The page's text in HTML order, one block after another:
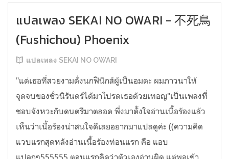
แปลเพลง SEKAI NO OWARI - 不死鳥
(Fushichou) Phoenix
แปลเพลง SEKAI NO OWARI
"แด่เธอที่สวยงามดั่งนกฟินิกส์ผู้เป็นอมตะ ผมภาวนาให้
จุดจบของชั่วนิรันดร์ได้มาโปรดเธอด้วยเทอญ"เป็นเพลงที่
ชอบจังหวะกับดนตรีมาตลอด พึ่งมาตั้งใจอ่านเนื้อร้องแล้ว
เห็นว่าเนื้อร้องน่าสนใจดีเลยอยากมาแปลดูค่ะ ((ความคิด
แวบแรกสุดหลังอ่านเนื้อร้องท่อนแรก คือ แอบ
แปลกๆ555555 ตอนแรกคิดว่าตัวเองอ่านผิด แต่พอเข้า